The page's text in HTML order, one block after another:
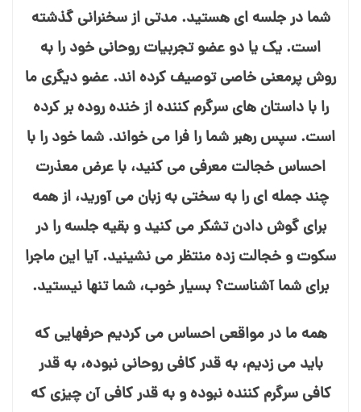
شما در جلسه⁯ ای هستید. مدتی از سخنرانی گذشته
است. یک یا دو عضو تجربیات روحانی خود را به
روش پرمعنی خاصی توصیف کرده⁯ اند. عضو دیگری ما
را با داستان⁯ های سرگرم⁯ کننده از خنده روده⁯ بر کرده
است. سپس رهبر شما را فرا می⁯ خواند. شما خود را با
احساس خجالت معرفی می⁯ کنید، با عرض معذرت
چند جمله⁯ ای را به سختی به زبان می⁯ آورید، از همه
برای گوش دادن تشکر می⁯ کنید و بقیه جلسه را در
سکوت و خجالت⁯ زده منتظر می⁯ نشینید. آیا این ماجرا
برای شما آشناست؟ بسیار خوب، شما تنها نیستید.
همه ما در مواقعی احساس می⁯ کردیم حرفهایی که
باید می⁯ زدیم، به قدر کافی روحانی نبوده، به قدر
کافی سرگرم⁯ کننده نبوده و به قدر کافی آن چیزی که